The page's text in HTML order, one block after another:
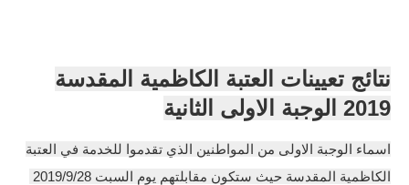
القروض والسلف
المنح المالية
قطع الاراضي
نتائج تعيينات العتبة الكاظمية المقدسة
2019 الوجبة الاولى الثانية
اسماء الوجبة الاولى من المواطنين الذي تقدموا للخدمة في العتبة
الكاظمية المقدسة حيث ستكون مقابلتهم يوم السبت 2019/9/28